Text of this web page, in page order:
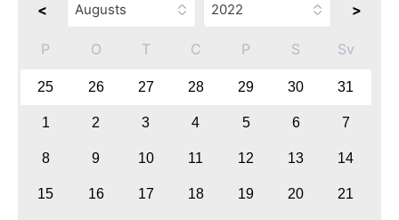
< >
P O T C P S Sv
25 26 27 28 29 30 31
1 2 3 4 5 6 7
8 9 10 11 12 13 14
15 16 17 18 19 20 21